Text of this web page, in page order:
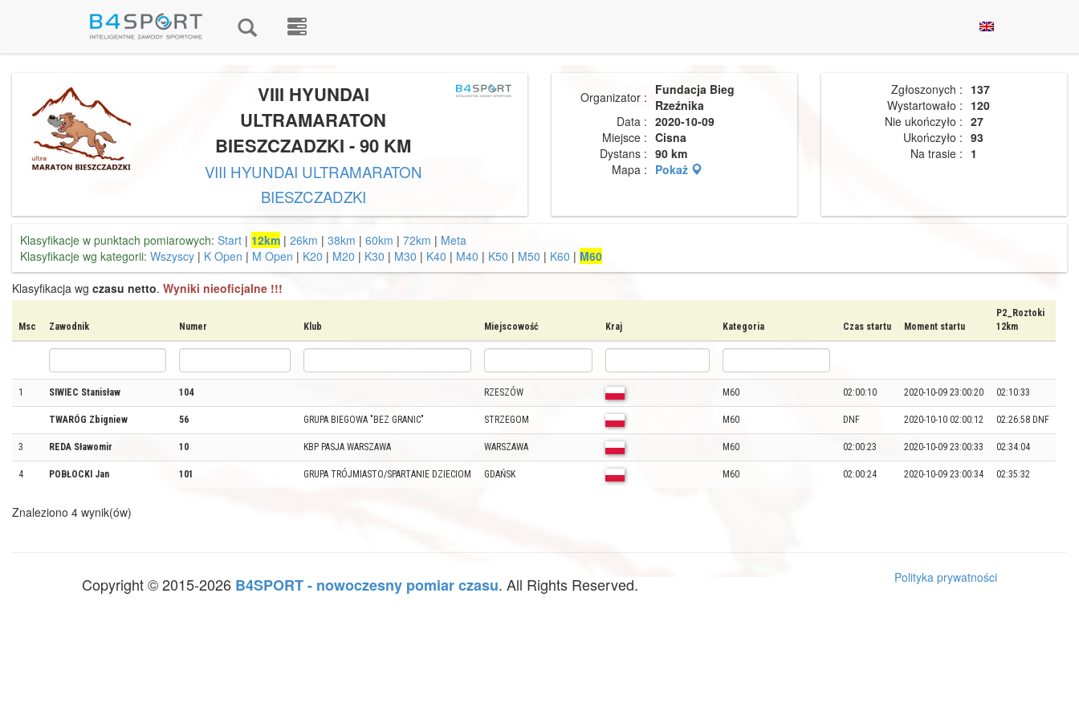
VIII HYUNDAI
ULTRAMARATON
BIESZCZADZKI - 90 KM
VIII HYUNDAI ULTRAMARATON
BIESZCZADZKI
Organizator : Fundacja Bieg
Rzeźnika
Data : 2020-10-09
Miejsce : Cisna
Dystans : 90 km
Mapa : Pokaż
Zgłoszonych : 137
Wystartowało : 120
Nie ukończyło : 27
Ukończyło : 93
Na trasie : 1
Klasyfikacje w punktach pomiarowych: Start | 12km | 26km | 38km | 60km | 72km | Meta
Klasyfikacje wg kategorii: Wszyscy | K Open | M Open | K20 | M20 | K30 | M30 | K40 | M40 | K50 | M50 | K60 | M60
Klasyfikacja wg czasu netto. Wyniki nieoficjalne !!!
Msc Zawodnik Numer Klub Miejscowość Kraj Kategoria Czas startu Moment startu
P2_Roztoki
12km
1 SIWIEC Stanisław 104 RZESZÓW M60 02:00:10 2020-10-09 23:00:20 02:10:33
TWARÓG Zbigniew 56 GRUPA BIEGOWA "BEZ GRANIC" STRZEGOM M60 DNF 2020-10-10 02:00:12 02:26:58 DNF
3 REDA Sławomir 10 KBP PASJA WARSZAWA WARSZAWA M60 02:00:23 2020-10-09 23:00:33 02:34:04
4 POBŁOCKI Jan 101 GRUPA TRÓJMIASTO/SPARTANIE DZIECIOM GDAŃSK M60 02:00:24 2020-10-09 23:00:34 02:35:32
Znaleziono 4 wynik(ów)
Copyright © 2015-2026 B4SPORT - nowoczesny pomiar czasu. All Rights Reserved. Polityka prywatności